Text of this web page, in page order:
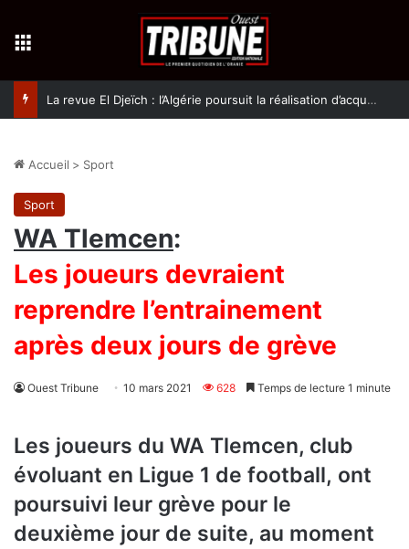
La revue El Djeïch : l’Algérie poursuit la réalisation d’acquis qualitatifs et historiques dans un climat de sécurité et de stabilité
Accueil > Sport
Sport
WA Tlemcen:
Les joueurs devraient
reprendre l’entrainement
après deux jours de grève
Ouest Tribune 10 mars 2021 628 Temps de lecture 1 minute
Les joueurs du WA Tlemcen, club
évoluant en Ligue 1 de football, ont
poursuivi leur grève pour le
deuxième jour de suite, au moment